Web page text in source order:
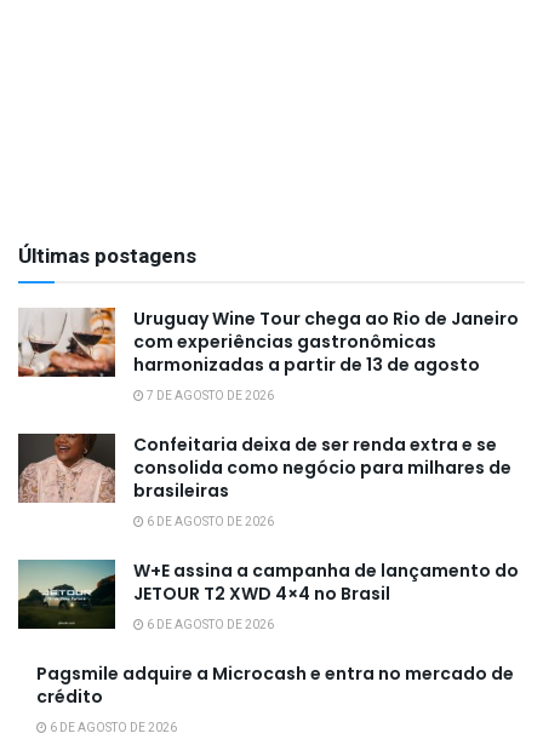
Últimas postagens
Uruguay Wine Tour chega ao Rio de Janeiro
com experiências gastronômicas
harmonizadas a partir de 13 de agosto
7 DE AGOSTO DE 2026
Confeitaria deixa de ser renda extra e se
consolida como negócio para milhares de
brasileiras
6 DE AGOSTO DE 2026
W+E assina a campanha de lançamento do
JETOUR T2 XWD 4×4 no Brasil
6 DE AGOSTO DE 2026
Pagsmile adquire a Microcash e entra no mercado de
crédito
6 DE AGOSTO DE 2026